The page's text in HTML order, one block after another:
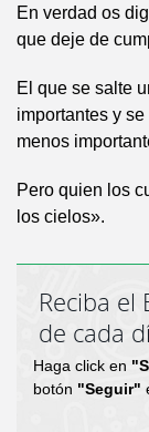
En verdad os
que deje de
El que se salte
importantes y
menos
Pero quien los
los cielos».
Reciba el
de cada
Haga click en
botón "Seguir"